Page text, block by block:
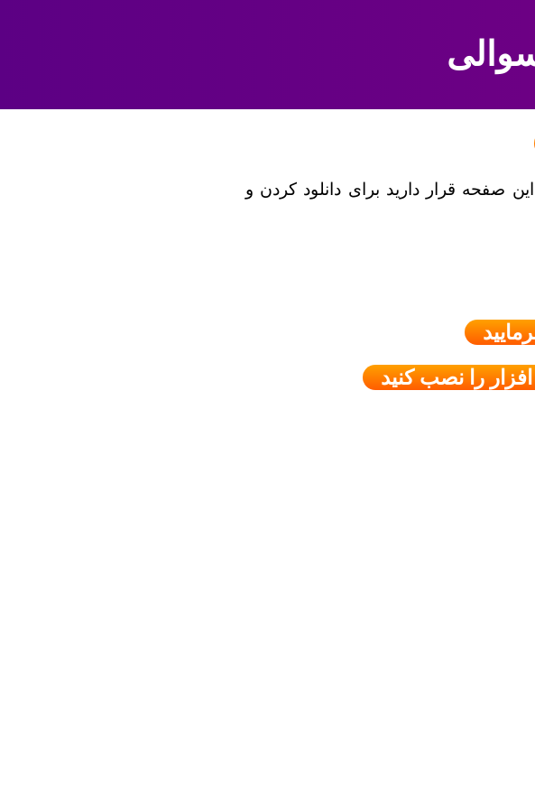
صفحه قرار دارید برای دانلود کردن و
را نصب کنید